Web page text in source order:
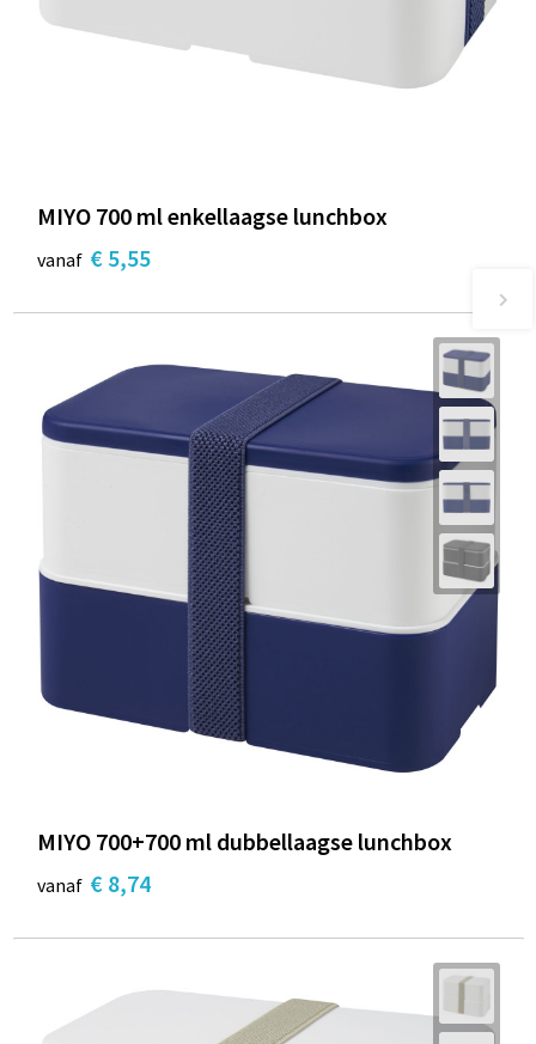
MIYO 700 ml enkellaagse lunchbox
vanaf € 5,55
MIYO 700+700 ml dubbellaagse lunchbox
vanaf € 8,74